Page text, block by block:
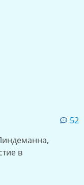
52
в